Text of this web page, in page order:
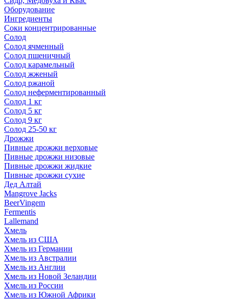
Оборудование
Ингредиенты
Соки концентрированные
Солод
Солод ячменный
Солод пшеничный
Солод карамельный
Солод жженый
Солод ржаной
Солод неферментированный
Солод 1 кг
Солод 5 кг
Солод 9 кг
Солод 25-50 кг
Дрожжи
Пивные дрожжи верховые
Пивные дрожжи низовые
Пивные дрожжи жидкие
Пивные дрожжи сухие
Дед Алтай
Mangrove Jacks
BeerVingem
Fermentis
Lallemand
Хмель
Хмель из США
Хмель из Германии
Хмель из Австралии
Хмель из Англии
Хмель из Новой Зеландии
Хмель из России
Хмель из Южной Африки